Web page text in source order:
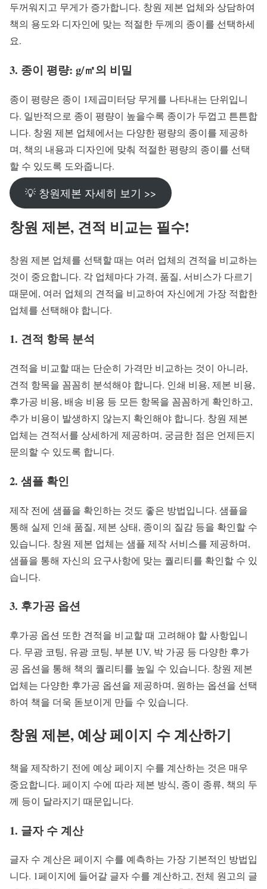
두꺼워지고 무게가 증가합니다. 창원 제본 업체와 상담하여
책의 용도와 디자인에 맞는 적절한 두께의 종이를 선택하세
요.
3. 종이 평량: g/㎡의 비밀
종이 평량은 종이 1제곱미터당 무게를 나타내는 단위입니
다. 일반적으로 종이 평량이 높을수록 종이가 두껍고 튼튼합
니다. 창원 제본 업체에서는 다양한 평량의 종이를 제공하
며, 책의 내용과 디자인에 맞춰 적절한 평량의 종이를 선택
할 수 있도록 도와줍니다.
💡 창원제본 자세히 보기 >>
창원 제본, 견적 비교는 필수!
창원 제본 업체를 선택할 때는 여러 업체의 견적을 비교하는
것이 중요합니다. 각 업체마다 가격, 품질, 서비스가 다르기
때문에, 여러 업체의 견적을 비교하여 자신에게 가장 적합한
업체를 선택해야 합니다.
1. 견적 항목 분석
견적을 비교할 때는 단순히 가격만 비교하는 것이 아니라,
견적 항목을 꼼꼼히 분석해야 합니다. 인쇄 비용, 제본 비용,
후가공 비용, 배송 비용 등 모든 항목을 꼼꼼하게 확인하고,
추가 비용이 발생하지 않는지 확인해야 합니다. 창원 제본
업체는 견적서를 상세하게 제공하며, 궁금한 점은 언제든지
문의할 수 있도록 합니다.
2. 샘플 확인
제작 전에 샘플을 확인하는 것도 좋은 방법입니다. 샘플을
통해 실제 인쇄 품질, 제본 상태, 종이의 질감 등을 확인할 수
있습니다. 창원 제본 업체는 샘플 제작 서비스를 제공하며,
샘플을 통해 자신의 요구사항에 맞는 퀄리티를 확인할 수 있
습니다.
3. 후가공 옵션
후가공 옵션 또한 견적을 비교할 때 고려해야 할 사항입니
다. 무광 코팅, 유광 코팅, 부분 UV, 박 가공 등 다양한 후가
공 옵션을 통해 책의 퀄리티를 높일 수 있습니다. 창원 제본
업체는 다양한 후가공 옵션을 제공하며, 원하는 옵션을 선택
하여 책을 더욱 돋보이게 만들 수 있습니다.
창원 제본, 예상 페이지 수 계산하기
책을 제작하기 전에 예상 페이지 수를 계산하는 것은 매우
중요합니다. 페이지 수에 따라 제본 방식, 종이 종류, 책의 두
께 등이 달라지기 때문입니다.
1. 글자 수 계산
글자 수 계산은 페이지 수를 예측하는 가장 기본적인 방법입
니다. 1페이지에 들어갈 글자 수를 계산하고, 전체 원고의 글